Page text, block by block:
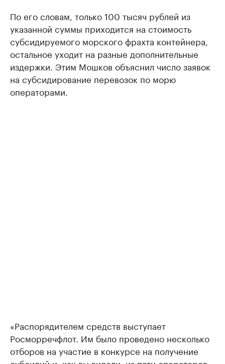
По его словам, только 100 тысяч рублей из
указанной суммы приходится на стоимость
субсидируемого морского фрахта контейнера,
остальное уходит на разные дополнительные
издержки. Этим Мошков объяснил число заявок
на субсидирование перевозок по морю
операторами.
«Распорядителем средств выступает
Росморречфлот. Им было проведено несколько
отборов на участие в конкурсе на получение